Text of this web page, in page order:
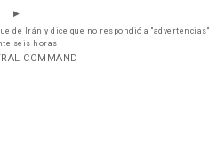
de Irán y dice que no respondió a "advertencias"
seis horas
COMMAND